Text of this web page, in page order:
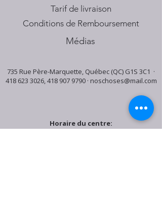
Tarif de livraison
Conditions de Remboursement
Médias
735 Rue Père-Marquette, Québec (QC) G1S 3C1 ·
418 623 3026,418 907 9790· noschoses@mail.com
Horaire du centre: